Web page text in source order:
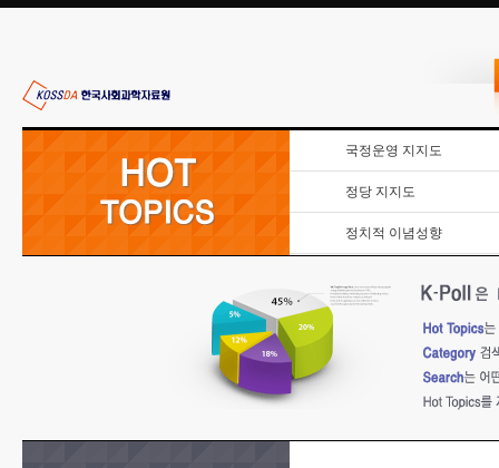
국정운영 지지도
정당 지지도
정치적 이념성향